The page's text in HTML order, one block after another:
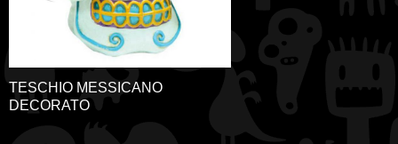
TESCHIO MESSICANO
DECORATO